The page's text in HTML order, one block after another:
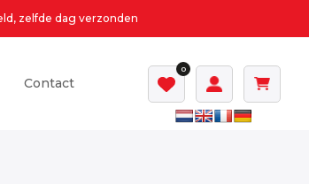
zelfde dag verzonden
Contact
0